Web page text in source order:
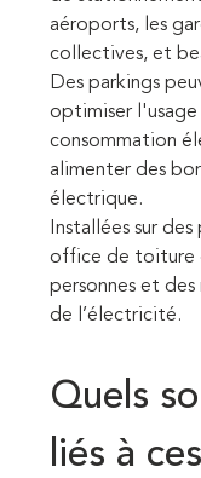
aéroports, les
collectives, et
Des parkings
optimiser l'usage
consommation
alimenter des
électrique.
Installées sur
office de toiture
personnes et
de l’électricité.
Quels
liés à